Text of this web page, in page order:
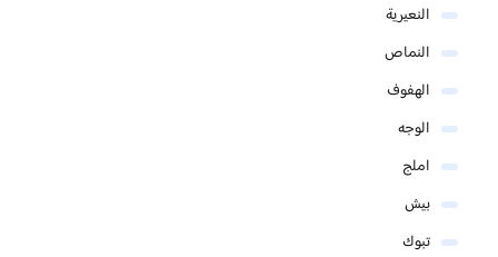
النعيرية
النماص
الهفوف
الوجه
املج
بيش
تبوك